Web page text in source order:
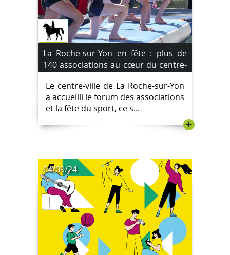
La Roche-sur-Yon en fête : plus de
140 associations au cœur du centre-
ville [Images]
Le centre-ville de La Roche-sur-Yon
a accueilli le forum des associations
et la fête du sport, ce s...
+
04/09/24